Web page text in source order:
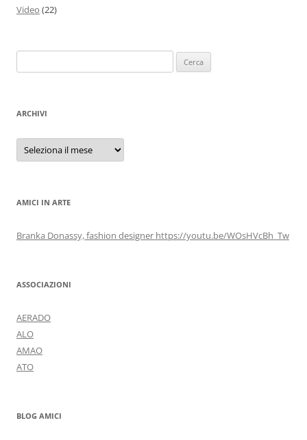
Video (22)
per:
ARCHIVI
Archivi
AMICI IN ARTE
Branka Donassy, fashion designer https://youtu.be/WOsHVcBh_Tw
ASSOCIAZIONI
AERADO
ALO
AMAO
ATO
BLOG AMICI